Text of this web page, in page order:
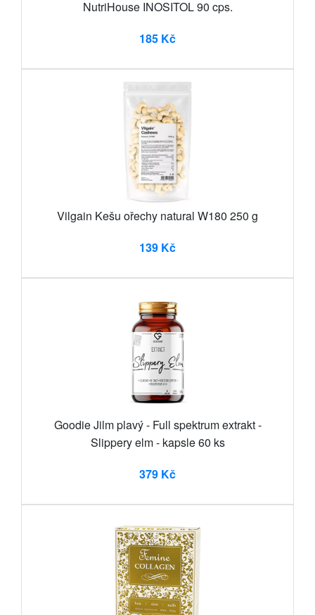
NutriHouse INOSITOL 90 cps.
185 Kč
Vilgain Kešu ořechy natural W180 250 g
139 Kč
Goodie Jilm plavý - Full spektrum extrakt -
Slippery elm - kapsle 60 ks
379 Kč